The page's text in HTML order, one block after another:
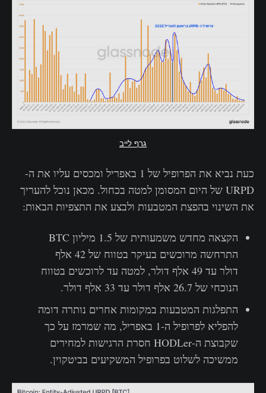
גרף לייב
כעת נביא את הפרופיל של 1 באפריל ומכסים עליו את ה-
URPD של היום המסומן למטה בכחול. מכאן נוכל להעריך
את השינוי בהפצת המטבעות ולבצע את התצפיות הבאות:
הקצאה מחדש משמעותית של 1.5 מיליון BTC
התרחשה מרוכשים בעיקר בטווח של 42 אלף
דולר עד 49 אלף דולר, למטה עד לרוכשים בטווח
הנוכחי של 26.7 אלף דולר עד 33 אלף דולר.
התפלגות המטבעות במקומות אחרים נותרה דומה
להפליא לפרופיל ה-1 באפריל, מה שמרמז על כך
שקבוצת ה-HODLer חסרת הרגישות למחירים
ממשיכה לשלוט בפרופיל המשקיעים בביטקוין.